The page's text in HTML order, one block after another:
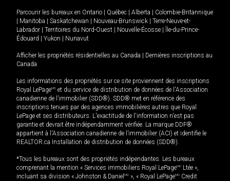
Parcourir les bureaux en Ontario Québec Alberta
Colombie-Britannique
Manitoba Saskatchewan Nouveau-Brunswick
Terre-Neuve-et-
Labrador
Territoires du Nord-Ouest Nouvelle-Écosse
Île-du-Prince-
Édouard
Yukon Nunavut
Afficher les propriétés résidentielles au Canada
Dernières inscriptions au
Canada
Les informations des propriétés sur ce site proviennent des inscriptions
Royal LePageMD et du service de distribution de données de l'Association
canadienne de l’immobilier (SDD®). SDD® met en référence des
inscriptions tenues par des agences immobilières autres que Royal
LePage et ses distributeurs. L'exactitude de l'information n'est pas
garantie et devrait être indépendamment vérifiée. La marque DDF®
appartient à l'Association canadienne de l’immobilier (ACI) et identifie le
REALTOR.ca Installation de distribution de données (SDD®).
*Tous les bureaux sont des propriétés indépendantes. Les bureaux
comprenant la mention « Services immobiliers Royal LePageMD Ltée »,
incluant sa division « Johnston & Daniel MD », « Royal LePageMD Credit